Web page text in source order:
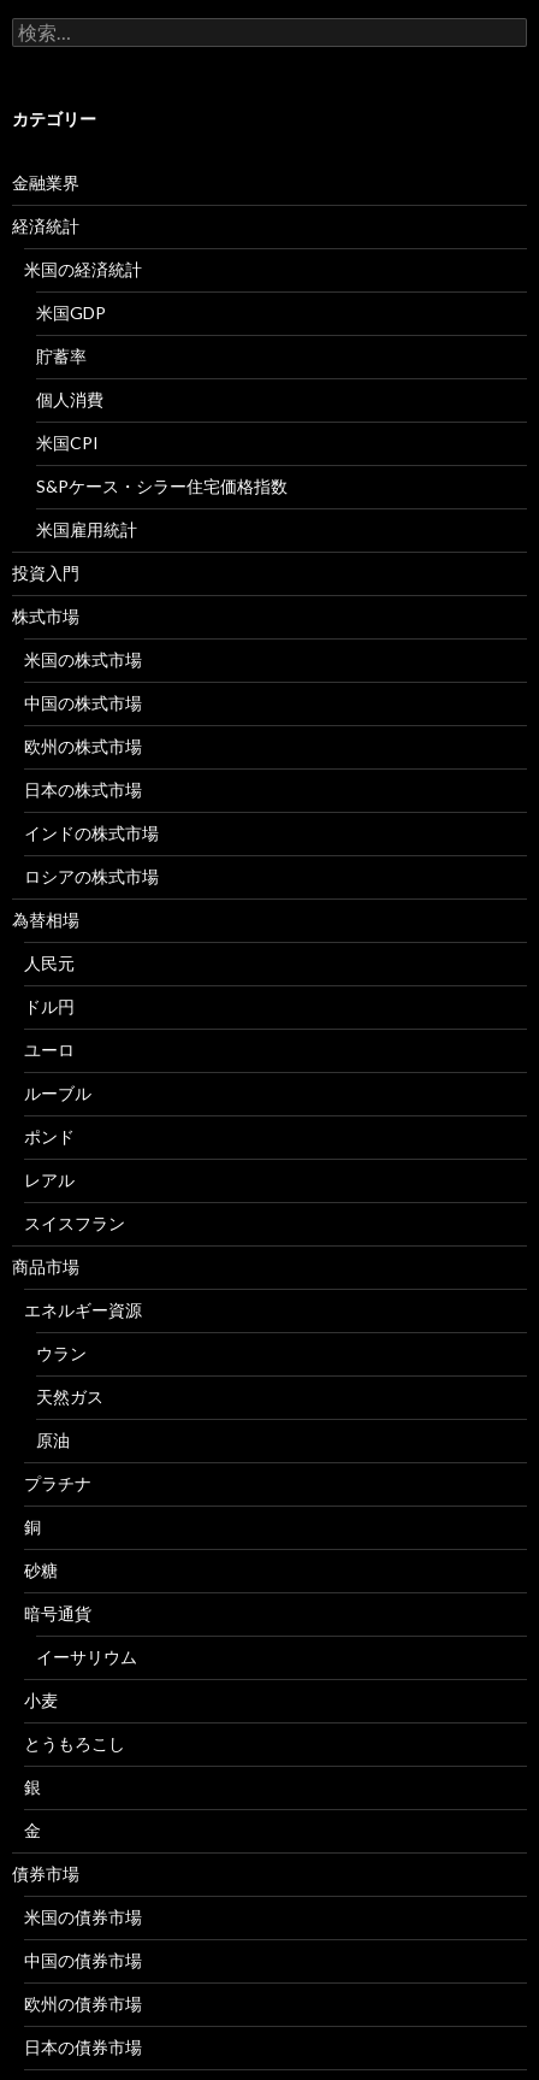
検
索:
カテゴリー
金融業界
経済統計
米国の経済統計
米国GDP
貯蓄率
個人消費
米国CPI
S&Pケース・シラー住宅価格指数
米国雇用統計
投資入門
株式市場
米国の株式市場
中国の株式市場
欧州の株式市場
日本の株式市場
インドの株式市場
ロシアの株式市場
為替相場
人民元
ドル円
ユーロ
ルーブル
ポンド
レアル
スイスフラン
商品市場
エネルギー資源
ウラン
天然ガス
原油
プラチナ
銅
砂糖
暗号通貨
イーサリウム
小麦
とうもろこし
銀
金
債券市場
米国の債券市場
中国の債券市場
欧州の債券市場
日本の債券市場